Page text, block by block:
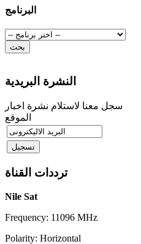
البرنامج
النشرة البريدية
سجل معنا لاستلام نشرة اخبار
الموقع
ترددات القناة
Nile Sat
Frequency: 11096 MHz
Polarity: Horizontal